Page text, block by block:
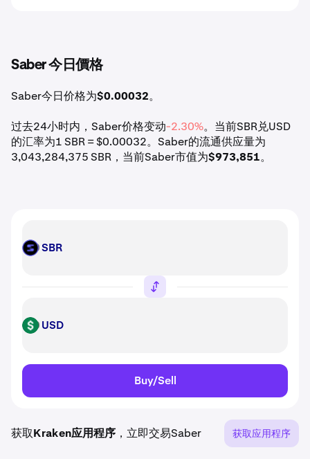
Saber 今日價格
Saber今日价格为$0.00032。
过去24小时内，Saber价格变动-2.30%。当前SBR兑USD
的汇率为1 SBR = $0.00032。Saber的流通供应量为
3,043,284,375 SBR，当前Saber市值为$973,851。
SBR SBR
USD USD
Buy/Sell
获取Kraken应用程序 ，立即交易Saber 获取应用程序